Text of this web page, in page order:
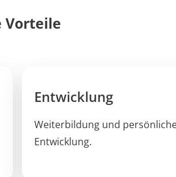
Vorteile
Entwicklung
Weiterbildung und
Entwicklung.